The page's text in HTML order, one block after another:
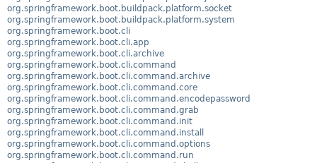
org.springframework.boot.buildpack.platform.socket
org.springframework.boot.buildpack.platform.system
org.springframework.boot.cli
org.springframework.boot.cli.app
org.springframework.boot.cli.archive
org.springframework.boot.cli.command
org.springframework.boot.cli.command.archive
org.springframework.boot.cli.command.core
org.springframework.boot.cli.command.encodepassword
org.springframework.boot.cli.command.grab
org.springframework.boot.cli.command.init
org.springframework.boot.cli.command.install
org.springframework.boot.cli.command.options
org.springframework.boot.cli.command.run